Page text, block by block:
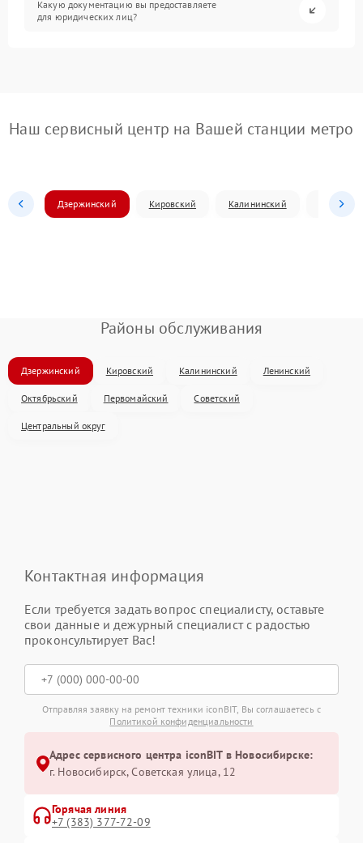
Какую документацию вы предоставляете
для юридических лиц?
Наш сервисный центр на Вашей станции метро
Дзержинский Кировский Калининский
Районы обслуживания
Дзержинский Кировский Калининский Ленинский
Октябрьский Первомайский Советский
Центральный округ
Контактная информация
Если требуется задать вопрос специалисту, оставьте
свои данные и дежурный специалист с радостью
проконсультирует Вас!
Отправляя заявку на ремонт техники iconBIT, Вы соглашаетесь с
Политикой конфиденциальности
Адрес сервисного центра iconBIT в Новосибирске:
г. Новосибирск, Советская улица, 12
Горячая линия
+7 (383) 377-72-09